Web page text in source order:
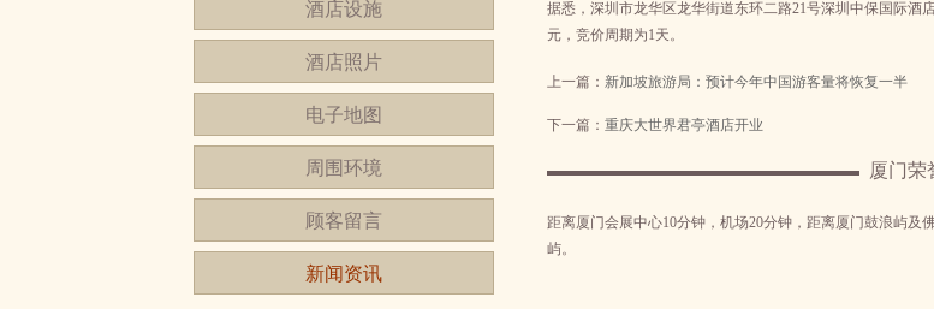
酒店设施
酒店照片
电子地图
周围环境
顾客留言
新闻资讯
据悉，深圳市龙华区龙华街道东环二路21号深圳中保国际酒
元，竞价周期为1天。
上一篇： 新加坡旅游局：预计今年中国游客量将恢复一半
下一篇： 重庆大世界君亭酒店开业
厦门荣
距离厦门会展中心10分钟，机场20分钟，距离厦门鼓浪屿
屿。